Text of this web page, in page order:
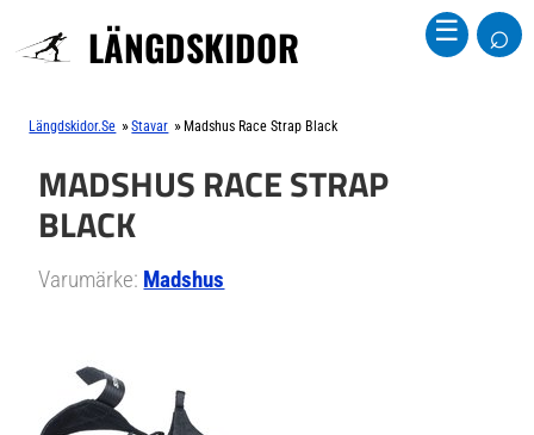
LÄNGDSKIDOR ☰ ⌕
Längdskidor.se »Stavar » Madshus Race Strap Black
MADSHUS RACE STRAP
BLACK
Varumärke: Madshus